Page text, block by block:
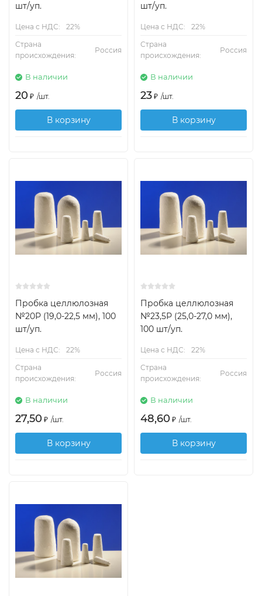
шт/уп.
Цена с НДС:
22%
Страна
происхождения:
Россия
В наличии
20 ₽ /шт.
В корзину
шт/уп.
Цена с НДС:
22%
Страна
происхождения:
Россия
В наличии
23 ₽ /шт.
В корзину
Пробка целлюлозная
№20Р (19,0-22,5 мм), 100
шт/уп.
Цена с НДС:
22%
Страна
происхождения:
Россия
В наличии
27,50 ₽ /шт.
В корзину
Пробка целлюлозная
№23,5Р (25,0-27,0 мм),
100 шт/уп.
Цена с НДС:
22%
Страна
происхождения:
Россия
В наличии
48,60 ₽ /шт.
В корзину